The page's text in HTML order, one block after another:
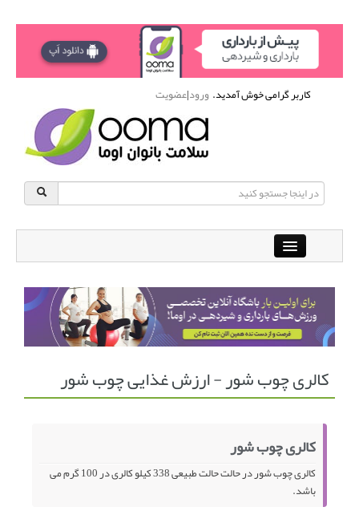
کاربر گرامی خوش آمدید.ورود|عضویت
باشگاه آنلاین ورزشی اوما
دانشنامه سلامت بانوان پرسش و پاسخ
انجمن متخصصین زنان و اوما انتخاب نام کودک
تماس با ما
کالری چوب شور - ارزش غذایی چوب شور
کالری چوب شور
کالری چوب شور در حالت حالت طبیعی 338 کیلو کالری در 100 گرم می
باشد.